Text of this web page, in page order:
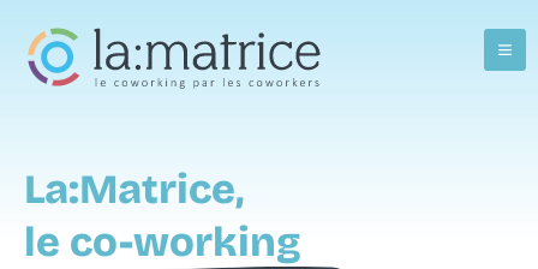
La:Matrice,
le co-working